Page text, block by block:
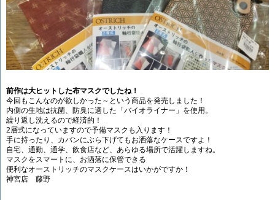
前作は大ヒットした布マスクでしたね！
今回もこんなのが欲しかった～という商品を発売しました！
内側の生地は抗菌、防臭に適した「バイオライナー」を使用。
繰り返し洗えるので経済的！
2層式になっていますので予備マスクも入ります！
手に持ったり、カバンにぶら下げてもお洒落なケースですよ！
自宅、通勤、通学、飲食店など、あらゆる場所で活躍しますね。
マスクをスマートに、お洒落に保管できる
便利なオーストリッチのマスクケースはいかがですか！
神宮店 藤野